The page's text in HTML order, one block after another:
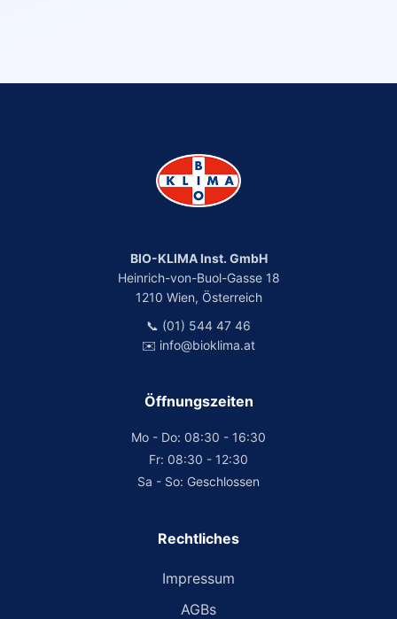
BIO-KLIMA Inst. GmbH
Heinrich-von-Buol-Gasse 18
1210 Wien, Österreich
📞 (01) 544 47 46
✉️ info@bioklima.at
Öffnungszeiten
Mo - Do: 08:30 - 16:30
Fr: 08:30 - 12:30
Sa - So: Geschlossen
Rechtliches
Impressum
AGBs